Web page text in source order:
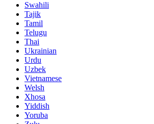
Swahili
Tajik
Tamil
Telugu
Thai
Ukrainian
Urdu
Uzbek
Vietnamese
Welsh
Xhosa
Yiddish
Yoruba